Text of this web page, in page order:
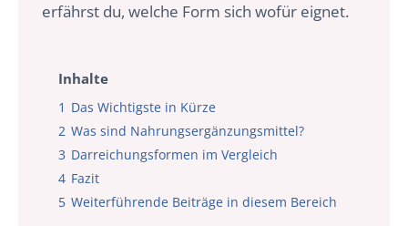
erfährst du, welche Form sich wofür eignet.
Inhalte
1 Das Wichtigste in Kürze
2 Was sind Nahrungsergänzungsmittel?
3 Darreichungsformen im Vergleich
4 Fazit
5 Weiterführende Beiträge in diesem Bereich